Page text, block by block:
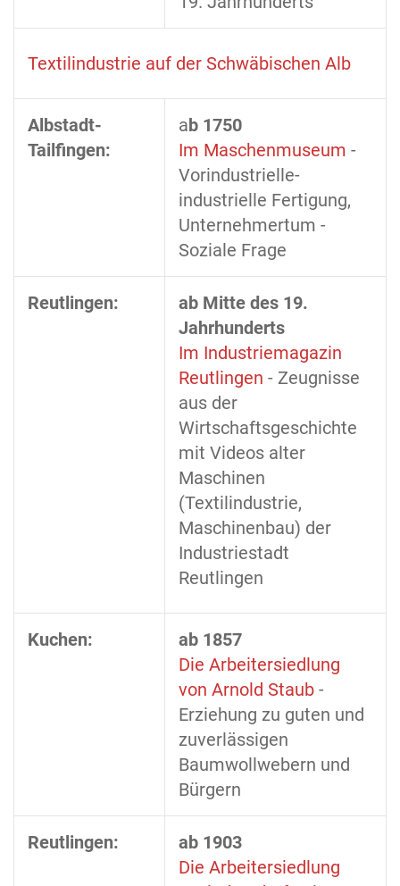
Textilindustrie auf der Schwäbischen Alb
Albstadt-
Tailfingen:
ab 1750
Im Maschenmuseum -
Vorindustrielle-
industrielle Fertigung,
Unternehmertum -
Soziale Frage
Reutlingen:
ab Mitte des 19.
Jahrhunderts
Im Industriemagazin
Reutlingen - Zeugnisse
aus der
Wirtschaftsgeschichte
mit Videos alter
Maschinen
(Textilindustrie,
Maschinenbau) der
Industriestadt
Reutlingen
Kuchen:
ab 1857
Die Arbeitersiedlung
von Arnold Staub -
Erziehung zu guten und
zuverlässigen
Baumwollwebern und
Bürgern
Reutlingen:
ab 1903
Die Arbeitersiedlung